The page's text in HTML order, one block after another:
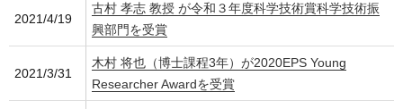
2021/4/19
古村 孝志 教授 が令和３年度科学技術賞科学技術振
興部門を受賞
2021/3/31
木村 将也（博士課程3年）が2020EPS Young
Researcher Awardを受賞